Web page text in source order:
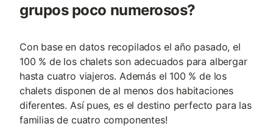
grupos poco numerosos?
Con base en datos recopilados el año pasado, el
100 % de los chalets son adecuados para albergar
hasta cuatro viajeros. Además el 100 % de los
chalets disponen de al menos dos habitaciones
diferentes. Así pues, es el destino perfecto para las
familias de cuatro componentes!